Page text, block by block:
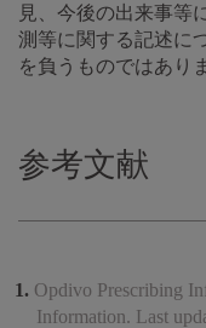
見、今後の出来事等
測等に関する記述に
を負うものではあり
参考文献
Opdivo Prescribing
Information. Last